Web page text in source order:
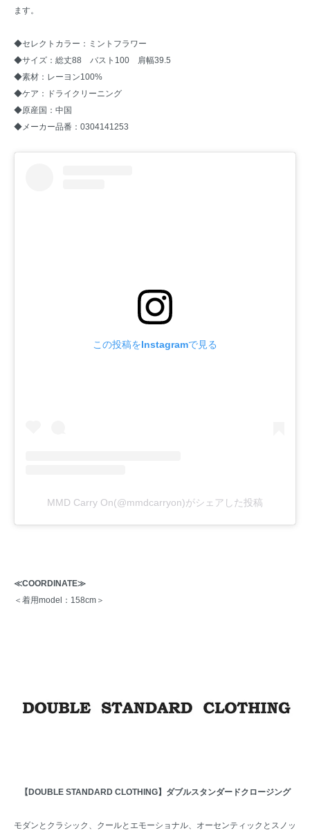
ます。
◆セレクトカラー：ミントフラワー
◆サイズ：総丈88 バスト100 肩幅39.5
◆素材：レーヨン100%
◆ケア：ドライクリーニング
◆原産国：中国
◆メーカー品番：0304141253
この投稿をInstagramで見る
MMD Carry On(@mmdcarryon)がシェアした投稿
≪COORDINATE≫
＜着用model：158cm＞
【DOUBLE STANDARD CLOTHING】ダブルスタンダードクロージング
モダンとクラシック、クールとエモーショナル、オーセンティックとスノッ